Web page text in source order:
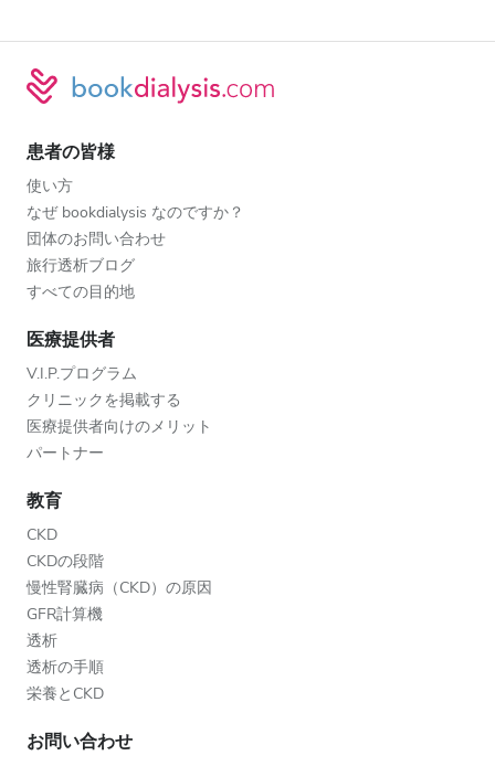
患者の皆様
使い方
なぜ bookdialysis なのですか？
団体のお問い合わせ
旅行透析ブログ
すべての目的地
医療提供者
V.I.P.プログラム
クリニックを掲載する
医療提供者向けのメリット
パートナー
教育
CKD
CKDの段階
慢性腎臓病（CKD）の原因
GFR計算機
透析
透析の手順
栄養とCKD
お問い合わせ